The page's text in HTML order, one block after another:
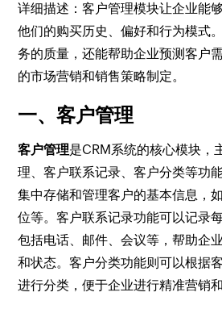
详细描述：客户管理模块让企业能
他们的购买历史、偏好和行为模式
务的质量，还能帮助企业预测客户
的市场营销和销售策略制定。
一、客户管理
客户管理是CRM系统的核心模块，
理、客户联系记录、客户分类等功
集中存储和管理客户的基本信息，
位等。客户联系记录功能可以记录
包括电话、邮件、会议等，帮助企
和状态。客户分类功能则可以根据
进行分类，便于企业进行精准营销和